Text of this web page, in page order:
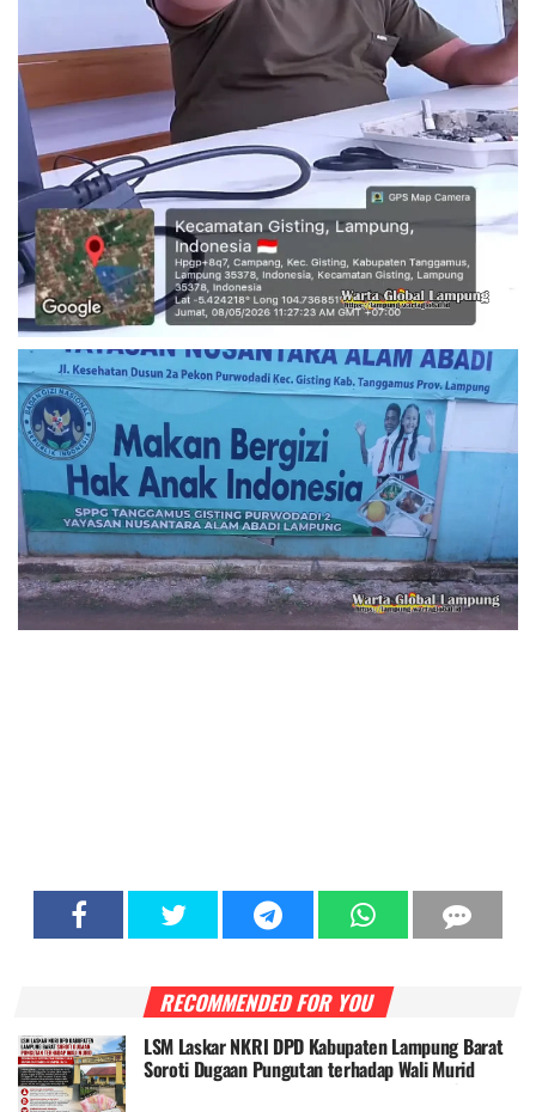
RECOMMENDED FOR YOU
LSM Laskar NKRI DPD Kabupaten Lampung Barat
Soroti Dugaan Pungutan terhadap Wali Murid
dengan Dalih Kesepakatan Pembangunan Gapura